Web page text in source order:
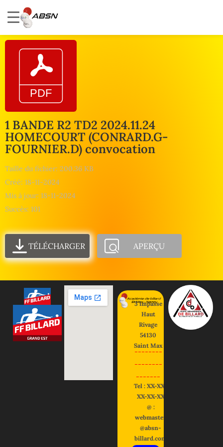
1 BANDE R2 TD2 2024.11.24
HOMECOURT (CONRARD.G-
FOURNIER.D) convocation
Taille du fichier: 200.36 KB
Créé: 18-11-2024
Mis à jour: 18-11-2024
Succès: 101
TÉLÉCHARGER APERÇU
3 impasse
Haut
Rivage
54130
Saint Max
--------
--------
-------
Tel : XX-XX-
XX-XX-XX
@ :
webmaster
@absn-
billard.com